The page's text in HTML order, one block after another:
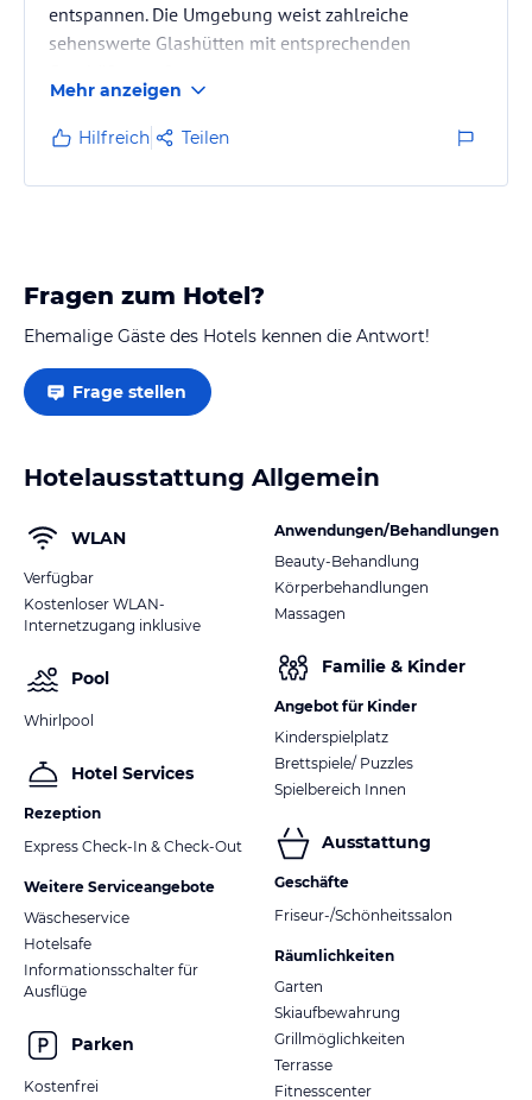
entspannen. Die Umgebung weist zahlreiche
sehenswerte Glashütten mit entsprechenden
Mehr anzeigen
Hilfreich Teilen
Fragen zum Hotel?
Ehemalige Gäste des Hotels kennen die Antwort!
Frage stellen
Hotelausstattung Allgemein
WLAN
Verfügbar
Kostenloser WLAN-
Internetzugang inklusive
Pool
Whirlpool
Hotel Services
Rezeption
Express Check-In & Check-Out
Weitere Serviceangebote
Wäscheservice
Hotelsafe
Informationsschalter für
Ausflüge
Parken
Kostenfrei
Anwendungen/Behandlungen
Beauty-Behandlung
Körperbehandlungen
Massagen
Familie & Kinder
Angebot für Kinder
Kinderspielplatz
Brettspiele/ Puzzles
Spielbereich Innen
Ausstattung
Geschäfte
Friseur-/Schönheitssalon
Räumlichkeiten
Garten
Skiaufbewahrung
Grillmöglichkeiten
Terrasse
Fitnesscenter